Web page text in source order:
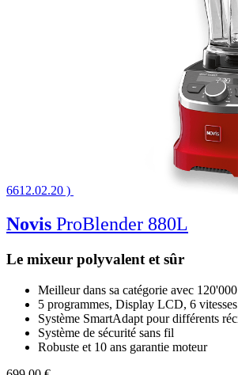
6612.02.20 )
Novis ProBlender 880L
Le mixeur polyvalent et sûr
Meilleur dans sa catégorie avec
5 programmes, Display LCD, 6 vitesses
Système SmartAdapt pour différents
Système de sécurité sans fil
Robuste et 10 ans garantie moteur